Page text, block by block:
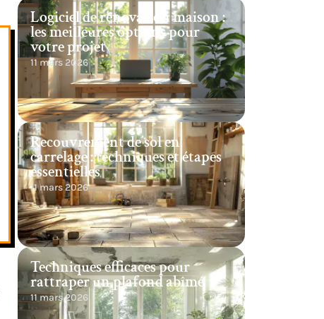
Logiciel de rénovation maison :
les meilleures options pour
votre projet
11 mars 2026
Recouvrement de sol en
carrelage : techniques et étapes
essentielles
11 mars 2026
Techniques efficaces pour
rattraper un plafond abîmé
11 mars 2026